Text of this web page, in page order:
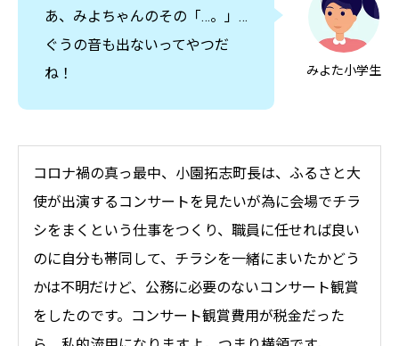
みよた小学生
あ、みよちゃんのその「…。」…
ぐうの音も出ないってやつだ
ね！
コロナ禍の真っ最中、小園拓志町長は、ふるさと大
使が出演するコンサートを見たいが為に会場でチラ
シをまくという仕事をつくり、職員に任せれば良い
のに自分も帯同して、チラシを一緒にまいたかどう
かは不明だけど、公務に必要のないコンサート観賞
をしたのです。コンサート観賞費用が税金だった